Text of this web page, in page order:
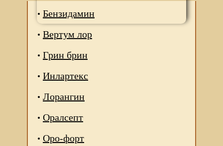
Бензидамин
Вертум лор
Грин брин
Инлартекс
Лорангин
Оралсепт
Оро-форт